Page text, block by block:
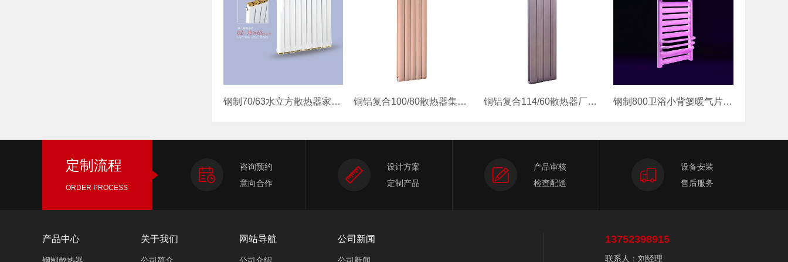
钢制70/63水立方散热器家用水暖暖气 铜铝复合100/80散热器集中供暖卧室 铜铝复合114/60散热器厂家批发暖气 钢制800卫浴小背篓暖气片卫生间毛巾
定制流程
ORDER PROCESS
咨询预约
意向合作
设计方案
定制产品
产品审核
检查配送
设备安装
售后服务
产品中心 关于我们 网站导航 公司新闻 13752398915
联系人：刘经理